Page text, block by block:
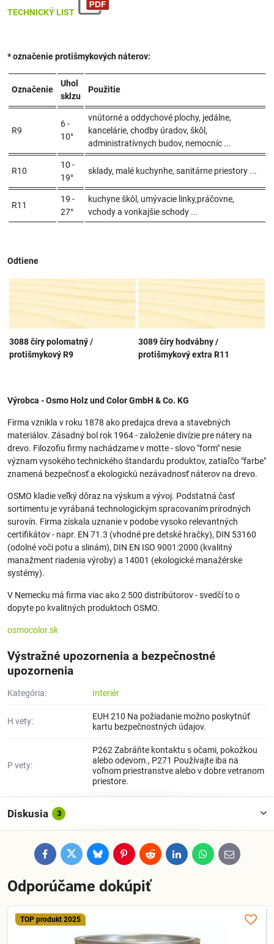
TECHNICKÝ LIST
* označenie protišmykových náterov:
Označenie
Uhol
sklzu
Použitie
R9
6 -
10°
vnútorné a oddychové plochy, jedálne,
kancelárie, chodby úradov, škôl,
administratívnych budov, nemocníc ...
R10
10 -
19°
sklady, malé kuchynhe, sanitárne priestory ...
R11
19 -
27°
kuchyne škôl, umývacie linky,práčovne,
vchody a vonkajšie schody ...
Odtiene
3088 číry polomatný /
protišmykový R9
3089 číry hodvábny /
protišmykový extra R11
Výrobca - Osmo Holz und Color GmbH & Co. KG
Firma vznikla v roku 1878 ako predajca dreva a stavebných
materiálov. Zásadný bol rok 1964 - založenie divízie pre nátery na
drevo. Filozofiu firmy nachádzame v motte - slovo "form" nesie
význam vysokého technického štandardu produktov, zatiaľčo "farbe"
znamená bezpečnosť a ekologickú nezávadnosť náterov na drevo.
OSMO kladie veľký dôraz na výskum a vývoj. Podstatná časť
sortimentu je vyrábaná technologickým spracovaním prírodných
surovín. Firma získala uznanie v podobe vysoko relevantných
certifikátov - napr. EN 71.3 (vhodné pre detské hračky), DIN 53160
(odolné voči potu a slinám), DIN EN ISO 9001:2000 (kvalitný
manažment riadenia výroby) a 14001 (ekologické manažérske
systémy).
V Nemecku má firma viac ako 2 500 distribútorov - svedčí to o
dopyte po kvalitných produktoch OSMO.
osmocolor.sk
Výstražné upozornenia a bezpečnostné
upozornenia
Kategória: Interiér
H vety:
EUH 210 Na požiadanie možno poskytnúť
kartu bezpečnostných údajov.
P vety:
P262 Zabráňte kontaktu s očami, pokožkou
alebo odevom., P271 Používajte iba na
voľnom priestranstve alebo v dobre vetranom
priestore.
Diskusia 3
FacebookTwitterBlueskyPinterestRedditLinkedInWhatsApp
E-
mail
Odporúčame dokúpiť
TOP produkt 2025